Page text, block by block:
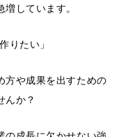
しています。
りたい」
方や成果を出すための
んか？